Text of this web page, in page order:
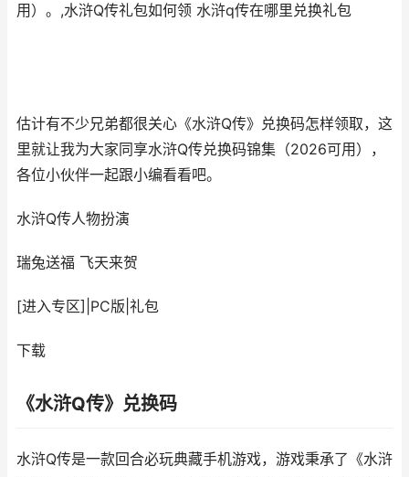
用）。,水浒Q传礼包如何领 水浒q传在哪里兑换礼包
估计有不少兄弟都很关心《水浒Q传》兑换码怎样领取，这
里就让我为大家同享水浒Q传兑换码锦集（2026可用），
各位小伙伴一起跟小编看看吧。
水浒Q传人物扮演
瑞兔送福 飞天来贺
[进入专区] PC版 礼包
下载
《水浒Q传》兑换码
水浒Q传是一款回合必玩典藏手机游戏，游戏秉承了《水浒